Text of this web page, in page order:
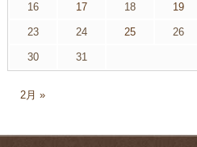
16 17 18 19
23 24 25 26
30 31
2月 »